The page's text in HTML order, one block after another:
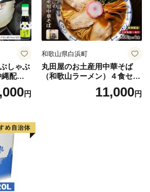
しゃぶ
配送
円
和歌山県白浜町
丸田屋のお土産用中華そば
（和歌山ラーメン）４食セッ
11,000円